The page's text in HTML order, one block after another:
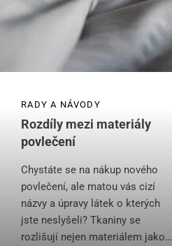
RADY A NÁVODY
Rozdíly mezi materiály
povlečení
Chystáte se na nákup nového
povlečení, ale matou vás cizí
názvy a úpravy látek o kterých
jste neslyšeli? Tkaniny se
rozlišují nejen materiálem jako…